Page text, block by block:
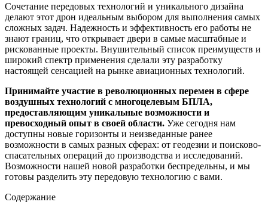
Сочетание передовых технологий и уникального дизайна
делают этот дрон идеальным выбором для выполнения самых
сложных задач. Надежность и эффективность его работы не
знают границ, что открывает двери в самые масштабные и
рискованные проекты. Внушительный список преимуществ и
широкий спектр применения сделали эту разработку
настоящей сенсацией на рынке авиационных технологий.
Принимайте участие в революционных перемен в сфере
воздушных технологий с многоцелевым БПЛА,
предоставляющим уникальные возможности и
превосходный опыт в своей области. Уже сегодня нам
доступны новые горизонты и неизведанные ранее
возможности в самых разных сферах: от геодезии и поисково-
спасательных операций до производства и исследований.
Возможности нашей новой разработки беспредельны, и мы
готовы разделить эту передовую технологию с вами.
Содержание